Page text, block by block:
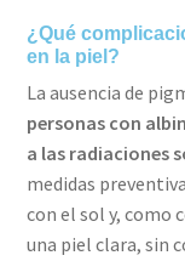
¿Qué
en la piel?
La ausencia de
personas con
a las radiaciones
medidas
con el sol y, como
una piel clara, sin